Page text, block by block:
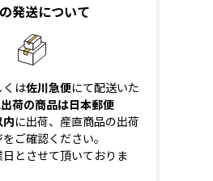
発送について
は佐川急便にて配送いた
荷の商品は日本郵便
に出荷、産直商品の出荷
ご確認ください。
とさせて頂いておりま